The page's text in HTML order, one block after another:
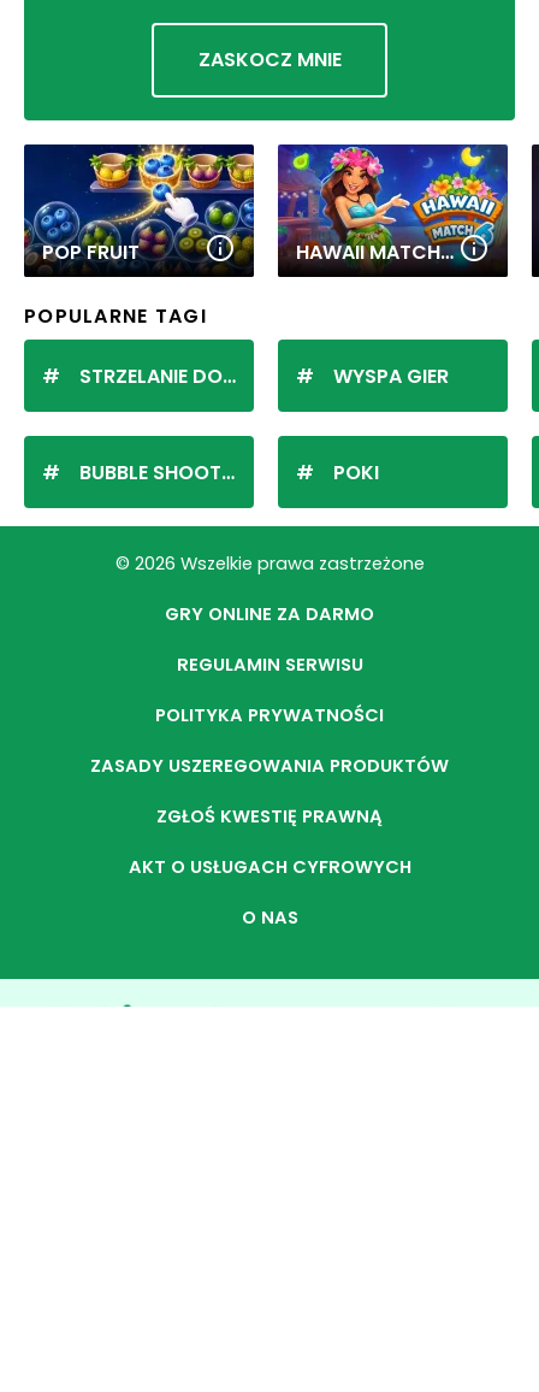
ZASKOCZ MNIE
POP FRUIT HAWAII MATCH 6
POPULARNE TAGI
STRZELANIE DO KULEK
BUBBLE SHOOTER
WYSPA GIER
POKI
© 2026 Wszelkie prawa zastrzeżone
GRY ONLINE ZA DARMO
REGULAMIN SERWISU
POLITYKA PRYWATNOŚCI
ZASADY USZEREGOWANIA PRODUKTÓW
ZGŁOŚ KWESTIĘ PRAWNĄ
AKT O USŁUGACH CYFROWYCH
O NAS